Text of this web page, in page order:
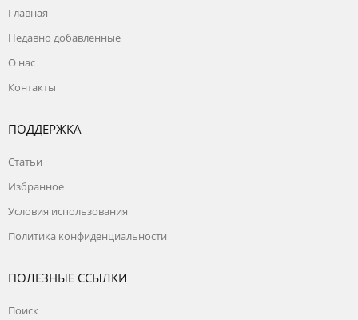
Главная
Недавно добавленные
О нас
Контакты
ПОДДЕРЖКА
Статьи
Избранное
Условия использования
Политика конфиденциальности
ПОЛЕЗНЫЕ ССЫЛКИ
Поиск